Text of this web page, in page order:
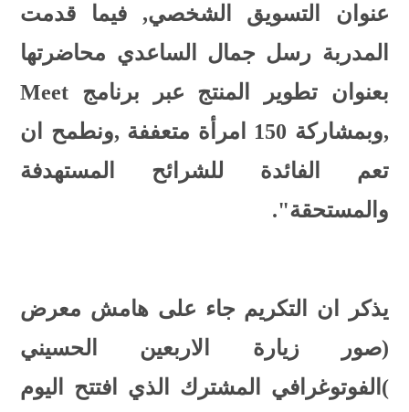
عنوان التسويق الشخصي, فيما قدمت
المدربة رسل جمال الساعدي محاضرتها
بعنوان تطوير المنتج عبر برنامج Meet
,وبمشاركة 150 امرأة متعففة ,ونطمح ان
تعم الفائدة للشرائح المستهدفة
والمستحقة".
يذكر ان التكريم جاء على هامش معرض
(صور زيارة الاربعين الحسيني
)الفوتوغرافي المشترك الذي افتتح اليوم